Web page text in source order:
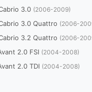
3.0 (2006-2009)
3.0 Quattro (2006-
3.2 Quattro (2006-
2.0 FSI (2004-2008)
2.0 TDI (2004-2008)